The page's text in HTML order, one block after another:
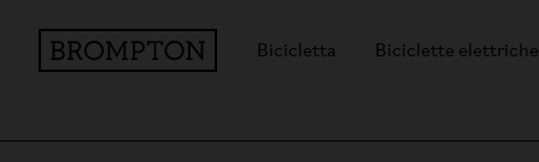
Bicicletta Biciclette elettriche